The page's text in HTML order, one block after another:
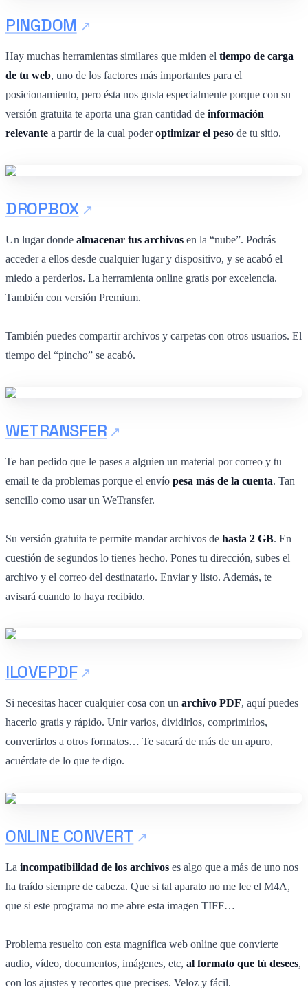
PINGDOM
Hay muchas herramientas similares que miden el tiempo de carga
de tu web, uno de los factores más importantes para el
posicionamiento, pero ésta nos gusta especialmente porque con su
versión gratuita te aporta una gran cantidad de información
relevante a partir de la cual poderoptimizar el peso de tu sitio.
DROPBOX
Un lugar donde almacenar tus archivos en la “nube”. Podrás
acceder a ellos desde cualquier lugar y dispositivo, y se acabó el
miedo a perderlos. La herramienta online gratis por excelencia.
También con versión Premium.
También puedes compartir archivos y carpetas con otros usuarios. El
tiempo del “pincho” se acabó.
WETRANSFER
Te han pedido que le pases a alguien un material por correo y tu
email te da problemas porque el envío pesa más de la cuenta. Tan
sencillo como usar un WeTransfer.
Su versión gratuita te permite mandar archivos de hasta 2 GB. En
cuestión de segundos lo tienes hecho. Pones tu dirección, subes el
archivo y el correo del destinatario. Enviar y listo. Además, te
avisará cuando lo haya recibido.
ILOVEPDF
Si necesitas hacer cualquier cosa con un archivo PDF, aquí puedes
hacerlo gratis y rápido. Unir varios, dividirlos, comprimirlos,
convertirlos a otros formatos… Te sacará de más de un apuro,
acuérdate de lo que te digo.
ONLINE CONVERT
La incompatibilidad de los archivos es algo que a más de uno nos
ha traído siempre de cabeza. Que si tal aparato no me lee el M4A,
que si este programa no me abre esta imagen TIFF…
Problema resuelto con esta magnífica web online que convierte
audio, vídeo, documentos, imágenes, etc, al formato que tú desees,
con los ajustes y recortes que precises. Veloz y fácil.